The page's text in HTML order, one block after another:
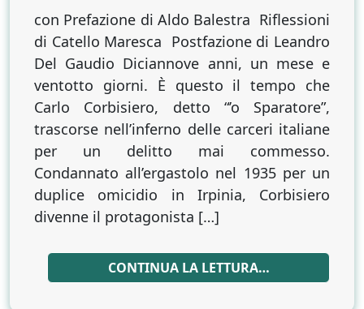
con Prefazione di Aldo Balestra Riflessioni
di Catello Maresca Postfazione di Leandro
Del Gaudio Diciannove anni, un mese e
ventotto giorni. È questo il tempo che
Carlo Corbisiero, detto “’o Sparatore”,
trascorse nell’inferno delle carceri italiane
per un delitto mai commesso.
Condannato all’ergastolo nel 1935 per un
duplice omicidio in Irpinia, Corbisiero
divenne il protagonista […]
CONTINUA LA LETTURA…